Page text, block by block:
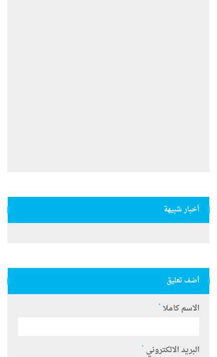
أخبار شبيهة
أضف تعليق
الاسم كاملا *
البريد الالكتروني *